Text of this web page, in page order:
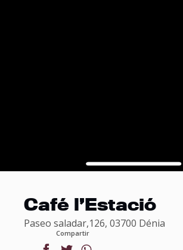
Café l’Estació
Paseo saladar,126, 03700 Dénia
Compartir